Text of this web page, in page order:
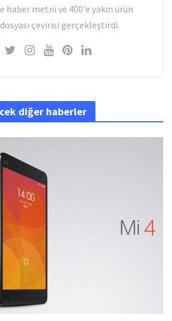
haber metni ve 400'e yakın ürün
çevirisi gerçekleştirdi.
diğer haberler